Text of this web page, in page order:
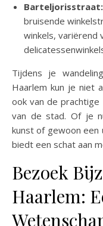
Barteljorisstraat:
bruisende
winkels, variërend
Tijdens je
Haarlem kun je niet
ook van de
van de stad. Of je
kunst of gewoon een
biedt een schat aan
Bezoek
Haarlem: